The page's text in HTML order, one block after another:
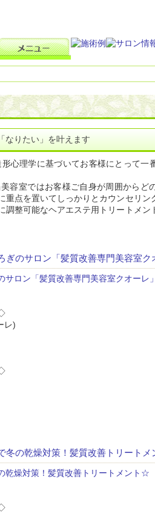
なりたい」を叶えます
心理学に基づいてお客様にとって一
容室ではお客様ご自身が周囲からど
重点を置いてしっかりとカウンセリン
調整可能なヘアエステ用トリートメン
のサロン「髪質改善専門美容室ク
ロン「髪質改善専門美容室クオーレ」
レ)
の乾燥対策！髪質改善トリート
燥対策！髪質改善トリートメント☆